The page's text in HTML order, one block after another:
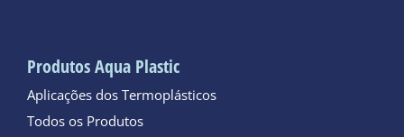
Produtos Aqua Plastic
Aplicações dos Termoplásticos
Todos os Produtos